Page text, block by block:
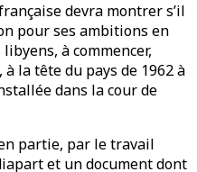
devra montrer s’il
pour ses ambitions en
à commencer,
la tête du pays de 1962 à
dans la cour de
partie, par le travail
et un document dont